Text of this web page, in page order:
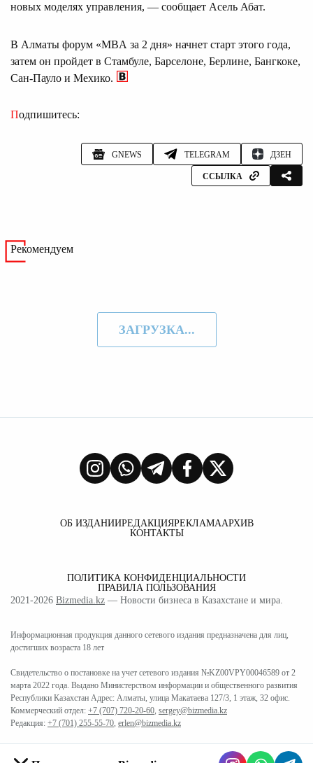
новых моделях управления, — сообщает Асель Абат.
В Алматы форум «MBA за 2 дня» начнет старт этого года,
затем он пройдет в Стамбуле, Барселоне, Берлине, Бангкоке,
Сан-Пауло и Мехико.
Подпишитесь:
GNEWS TELEGRAM ДЗЕН
ССЫЛКА
Рекомендуем
ЗАГРУЗКА...
ОБ ИЗДАНИИРЕДАКЦИЯРЕКЛАМААРХИВ
КОНТАКТЫ
ПОЛИТИКА КОНФИДЕНЦИАЛЬНОСТИ
ПРАВИЛА ПОЛЬЗОВАНИЯ
2021-2026 Bizmedia.kz — Новости бизнеса в Казахстане и мира.
Информационная продукция данного сетевого издания предназначена для лиц,
достигших возраста 18 лет
Свидетельство о постановке на учет сетевого издания №KZ00VPY00046589 от 2
марта 2022 года. Выдано Министерством информации и общественного развития
Республики Казахстан Адрес: Алматы, улица Макатаева 127/3, 1 этаж, 32 офис.
Коммерческий отдел: +7 (707) 720-20-60, sergey@bizmedia.kz
Редакция: +7 (701) 255-55-70, erlen@bizmedia.kz